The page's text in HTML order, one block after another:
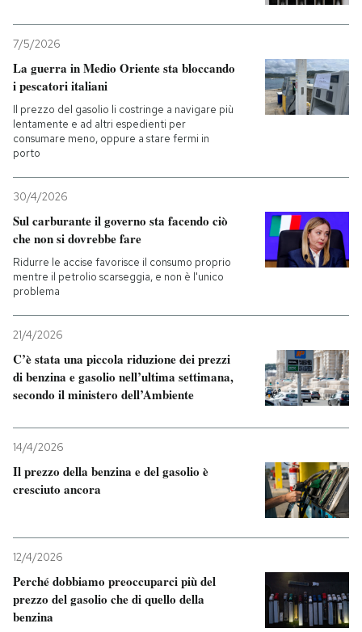
7/5/2026
La guerra in Medio Oriente sta bloccando
i pescatori italiani
Il prezzo del gasolio li costringe a navigare più
lentamente e ad altri espedienti per
consumare meno, oppure a stare fermi in
porto
30/4/2026
Sul carburante il governo sta facendo ciò
che non si dovrebbe fare
Ridurre le accise favorisce il consumo proprio
mentre il petrolio scarseggia, e non è l'unico
problema
21/4/2026
C’è stata una piccola riduzione dei prezzi
di benzina e gasolio nell’ultima settimana,
secondo il ministero dell’Ambiente
14/4/2026
Il prezzo della benzina e del gasolio è
cresciuto ancora
12/4/2026
Perché dobbiamo preoccuparci più del
prezzo del gasolio che di quello della
benzina